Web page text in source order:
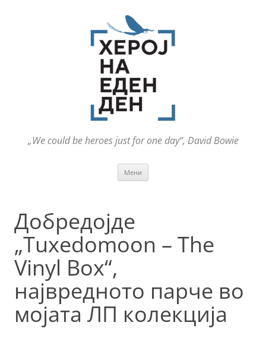
„We could be heroes just for one day“, David Bowie
Мени
Добредојде
„Tuxedomoon – The
Vinyl Box“,
највредното парче во
мојата ЛП колекција